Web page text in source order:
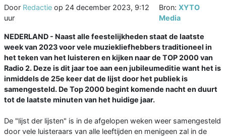
Door Redactie op 24 december 2023, 9:12
uur
Bron:XYTO
Media
NEDERLAND - Naast alle feestelijkheden staat de laatste
week van 2023 voor vele muziekliefhebbers traditioneel in
het teken van het luisteren en kijken naar de TOP 2000 van
Radio 2. Deze is dit jaar toe aan een jubileumeditie want het is
inmiddels de 25e keer dat de lijst door het publiek is
samengesteld. De Top 2000 begint komende nacht en duurt
tot de laatste minuten van het huidige jaar.
De "lijst der lijsten" is in de afgelopen weken weer samengesteld
door vele luisteraars van alle leeftijden en menigeen zal in de